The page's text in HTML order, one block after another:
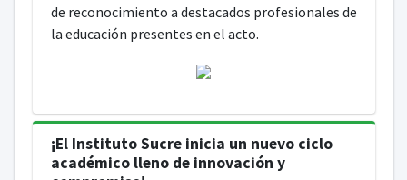
de reconocimiento a destacados profesionales de
la educación presentes en el acto.
¡El Instituto Sucre inicia un nuevo ciclo
académico lleno de innovación y